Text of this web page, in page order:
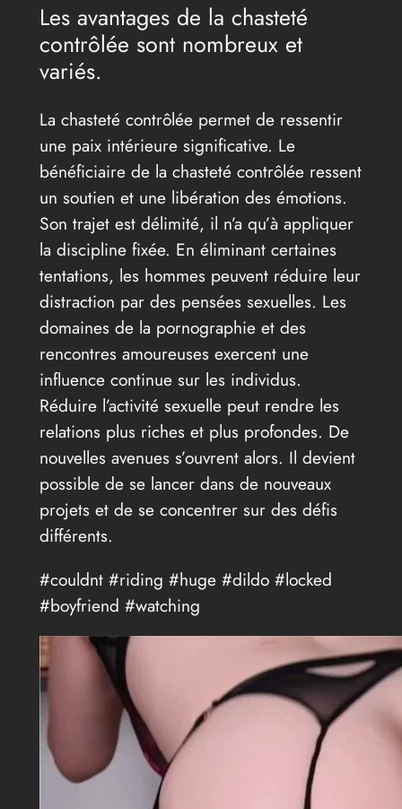
Les avantages de la chasteté
contrôlée sont nombreux et
variés.
La chasteté contrôlée permet de ressentir
une paix intérieure significative. Le
bénéficiaire de la chasteté contrôlée ressent
un soutien et une libération des émotions.
Son trajet est délimité, il n’a qu’à appliquer
la discipline fixée. En éliminant certaines
tentations, les hommes peuvent réduire leur
distraction par des pensées sexuelles. Les
domaines de la pornographie et des
rencontres amoureuses exercent une
influence continue sur les individus.
Réduire l’activité sexuelle peut rendre les
relations plus riches et plus profondes. De
nouvelles avenues s’ouvrent alors. Il devient
possible de se lancer dans de nouveaux
projets et de se concentrer sur des défis
différents.
#couldnt #riding #huge #dildo #locked
#boyfriend #watching